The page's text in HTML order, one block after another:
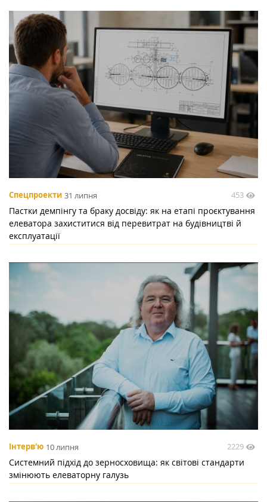
Спецпроекти 31 липня 453
Пастки демпінгу та браку досвіду: як на етапі проєктування
елеватора захиститися від перевитрат на будівництві й
експлуатації
Інтерв'ю 10 липня 2229
Системний підхід до зерносховища: як світові стандарти
змінюють елеваторну галузь